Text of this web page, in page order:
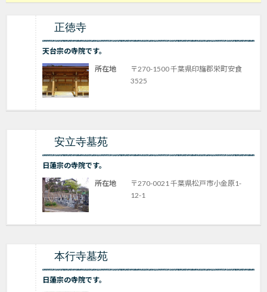
正徳寺
天台宗の寺院です。
所在地
〒270-1500 千葉県印旛郡栄町安食
3525
安立寺墓苑
日蓮宗の寺院です。
所在地
〒270-0021 千葉県松戸市小金原1-
12-1
本行寺墓苑
日蓮宗の寺院です。